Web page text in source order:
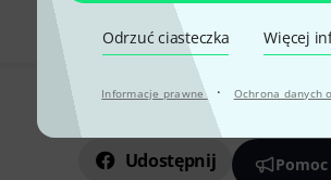
Odrzuć ciasteczka Więcej
Informacje prawne · Ochrona danych
Czy podoba Ci się to co
Udostępnij